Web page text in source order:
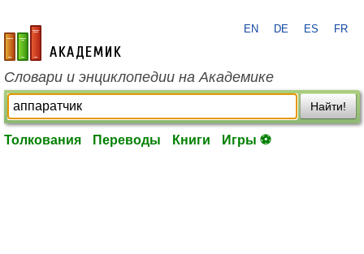
academic.ru
EN DE ES FR
Словари и энциклопедии на Академике
Найти!
Толкования Переводы Книги Игры ⚽